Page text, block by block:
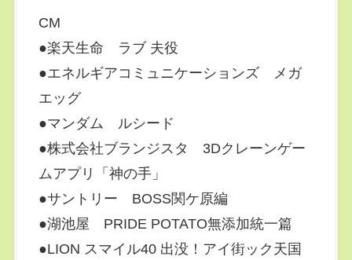
CM
●楽天生命 ラブ 夫役
●エネルギアコミュニケーションズ メガ
エッグ
●マンダム ルシード
●株式会社ブランジスタ 3Dクレーンゲー
ムアプリ「神の手」
●サントリー BOSS関ケ原編
●湖池屋 PRIDE POTATO無添加統一篇
●LION スマイル40 出没！アイ街ック天国